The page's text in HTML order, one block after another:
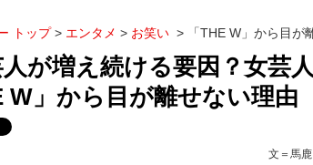
トップ> エンタメ > お笑い > 「THE W」から目が
が増え続ける要因？女芸
W」から目が離せない理由
文＝ 馬